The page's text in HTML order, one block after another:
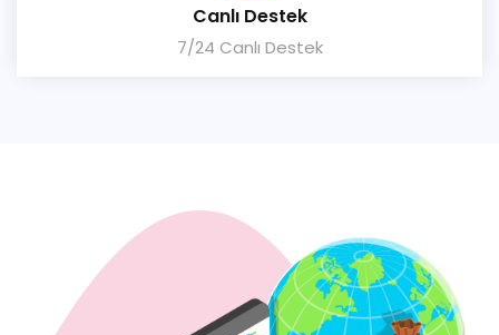
Canlı Destek
7/24 Canlı Destek